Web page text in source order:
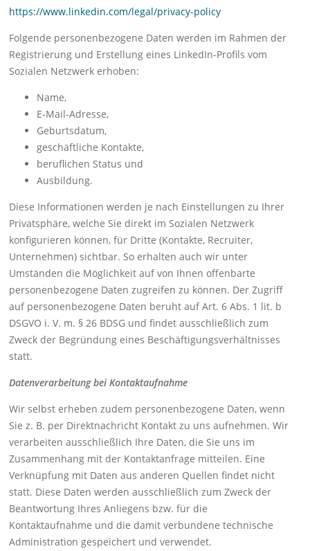
https://www.linkedin.com/legal/privacy-policy
Folgende personenbezogene Daten werden im Rahmen der
Registrierung und Erstellung eines LinkedIn-Profils vom
Sozialen Netzwerk erhoben:
Name,
E-Mail-Adresse,
Geburtsdatum,
geschäftliche Kontakte,
beruflichen Status und
Ausbildung.
Diese Informationen werden je nach Einstellungen zu Ihrer
Privatsphäre, welche Sie direkt im Sozialen Netzwerk
konfigurieren können, für Dritte (Kontakte, Recruiter,
Unternehmen) sichtbar. So erhalten auch wir unter
Umständen die Möglichkeit auf von Ihnen offenbarte
personenbezogene Daten zugreifen zu können. Der Zugriff
auf personenbezogene Daten beruht auf Art. 6 Abs. 1 lit. b
DSGVO i. V. m. § 26 BDSG und findet ausschließlich zum
Zweck der Begründung eines Beschäftigungsverhältnisses
statt.
Datenverarbeitung bei Kontaktaufnahme
Wir selbst erheben zudem personenbezogene Daten, wenn
Sie z. B. per Direktnachricht Kontakt zu uns aufnehmen. Wir
verarbeiten ausschließlich Ihre Daten, die Sie uns im
Zusammenhang mit der Kontaktanfrage mitteilen. Eine
Verknüpfung mit Daten aus anderen Quellen findet nicht
statt. Diese Daten werden ausschließlich zum Zweck der
Beantwortung Ihres Anliegens bzw. für die
Kontaktaufnahme und die damit verbundene technische
Administration gespeichert und verwendet.